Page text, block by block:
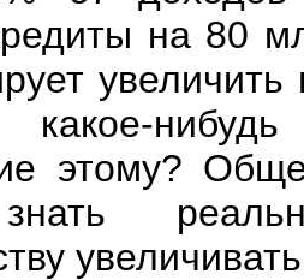
на 80
этому?